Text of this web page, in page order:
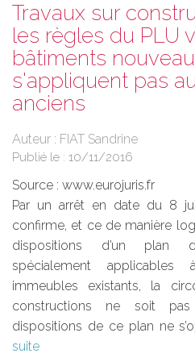
Travaux sur
les règles du PLU
bâtiments
s'appliquent pas
anciens
Auteur : FIAT Sandrine
Publié le : 10/11/2016
Source : www.eurojuris.fr
Par un arrêt en date du 8
confirme, et ce de manière
dispositions d’un plan
spécialement
immeubles existants, la
constructions ne soit
dispositions de ce plan ne
suite